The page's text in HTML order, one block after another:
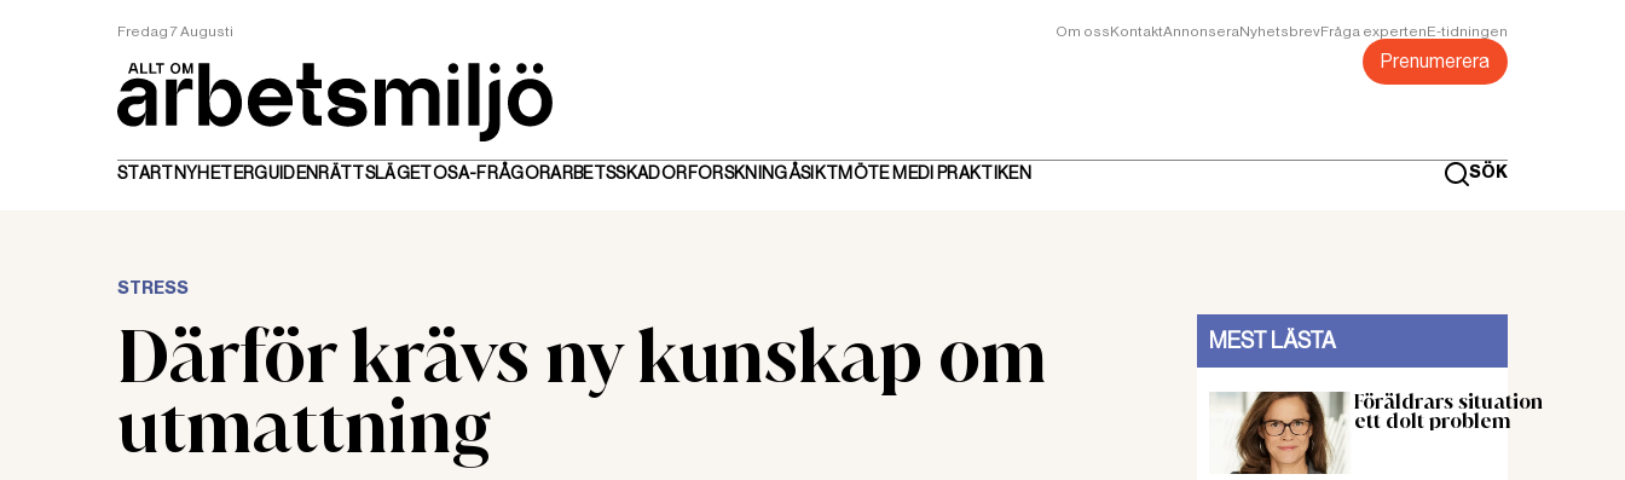
Fredag 7 Augusti Om ossKontaktAnnonseraNyhetsbrevFråga expertenE-tidningen
Prenumerera
STARTNYHETERGUIDEN RÄTTSLÄGETOSA-FRÅGORARBETSSKADORFORSKNINGÅSIKTMÖTE MED I PRAKTIKEN SÖK
STRESS
Därför krävs ny kunskap om
utmattning
MEST LÄSTA
Föräldrars situation
ett dolt problem